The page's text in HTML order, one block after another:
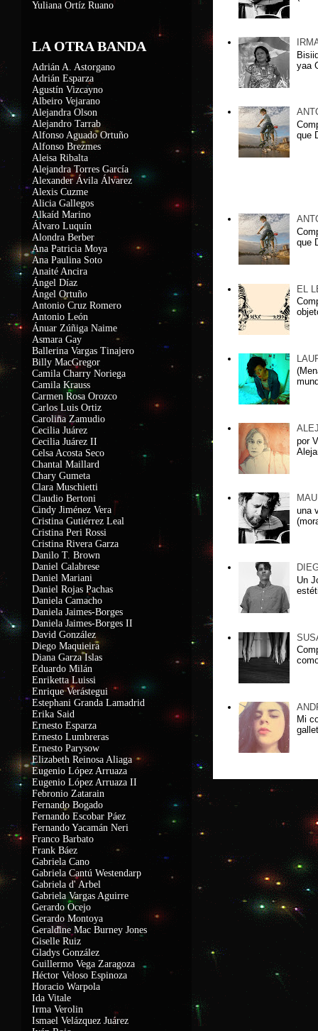
yaa
que
que
EL
por
una
Un
Mi
Yuliana Ortíz Ruano
LA OTRA BANDA
Adrián A. Astorgano
Adrián Esparza
Agustín Vizcayno
Albeiro Vejarano
Alejandra Olson
Alejandro Tarrab
Alfonso Aguado Ortuño
Alfonso Brezmes
Aleisa Ribalta
Alejandra Torres García
Alexander Ávila Álvarez
Alexis Cuzme
Alicia Gallegos
Alkaíd Marino
Álvaro Luquín
Alondra Berber
Ana Patricia Moya
Ana Paulina Soto
Anaité Ancira
Ángel Díaz
Ángel Ortuño
Antonio Cruz Romero
Antonio León
Ánuar Zúñiga Naime
Asmara Gay
Ballerina Vargas Tinajero
Billy MacGregor
Camila Charry Noriega
Camila Krauss
Carmen Rosa Orozco
Carlos Luis Ortiz
Carolina Zamudio
Cecilia Juárez
Cecilia Juárez II
Celsa Acosta Seco
Chantal Maillard
Chary Gumeta
Clara Muschietti
Claudio Bertoni
Cindy Jiménez Vera
Cristina Gutiérrez Leal
Cristina Peri Rossi
Cristina Rivera Garza
Danilo T. Brown
Daniel Calabrese
Daniel Mariani
Daniel Rojas Pachas
Daniela Camacho
Daniela Jaimes-Borges
Daniela Jaimes-Borges II
David González
Diego Maquieira
Diana Garza Islas
Eduardo Milán
Enriketta Luissi
Enrique Verástegui
Estephani Granda Lamadrid
Erika Said
Ernesto Esparza
Ernesto Lumbreras
Ernesto Parysow
Elizabeth Reinosa Aliaga
Eugenio López Arruaza
Eugenio López Arruaza II
Febronio Zatarain
Fernando Bogado
Fernando Escobar Páez
Fernando Yacamán Neri
Franco Barbato
Frank Báez
Gabriela Cano
Gabriela Cantú Westendarp
Gabriela d' Arbel
Gabriela Vargas Aguirre
Gerardo Ocejo
Gerardo Montoya
Geraldine Mac Burney Jones
Giselle Ruiz
Gladys González
Guillermo Vega Zaragoza
Héctor Veloso Espinoza
Horacio Warpola
Ida Vitale
Irma Verolin
Ismael Velázquez Juárez